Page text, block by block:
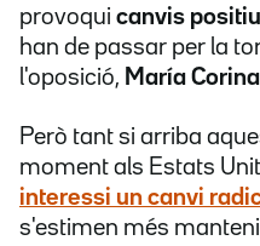
provoqui canvis
han de passar per la
l'oposició, María
Però tant si arriba
moment als Estats
interessi un canvi
s'estimen més